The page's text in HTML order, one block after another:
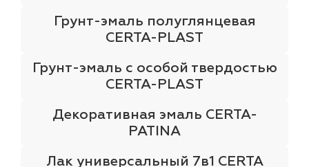
Грунт-эмаль полуглянцевая
CERTA-PLAST
Грунт-эмаль с особой твердостью
CERTA-PLAST
Декоративная эмаль CERTA-
PATINA
Лак универсальный 7в1 CERTA